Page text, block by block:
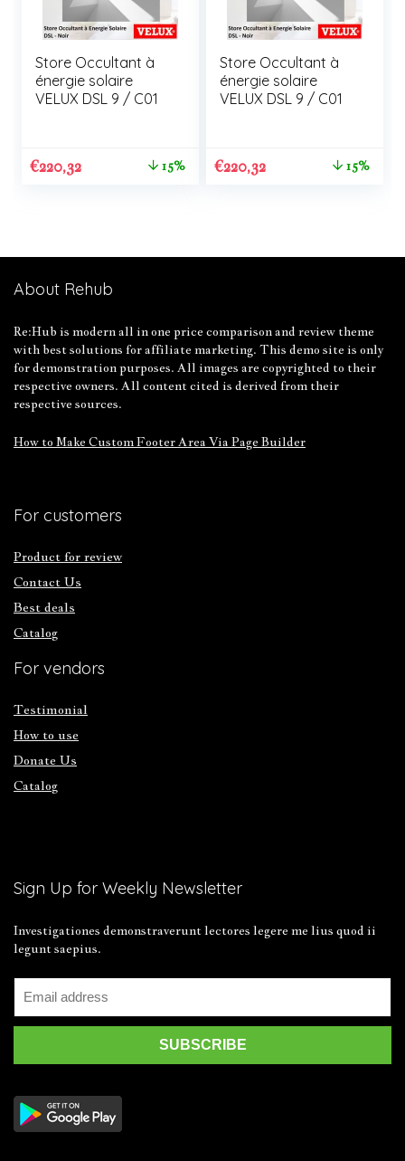
Store Occultant à
énergie solaire
VELUX DSL 9 / C01
€220,32 15%
Store Occultant à
énergie solaire
VELUX DSL 9 / C01
€220,32 15%
About Rehub
Re:Hub is modern all in one price comparison and review theme
with best solutions for affiliate marketing. This demo site is only
for demonstration purposes. All images are copyrighted to their
respective owners. All content cited is derived from their
respective sources.
How to Make Custom Footer Area Via Page Builder
For customers
Product for review
Contact Us
Best deals
Catalog
For vendors
Testimonial
How to use
Donate Us
Catalog
Sign Up for Weekly Newsletter
Investigationes demonstraverunt lectores legere me lius quod ii
legunt saepius.